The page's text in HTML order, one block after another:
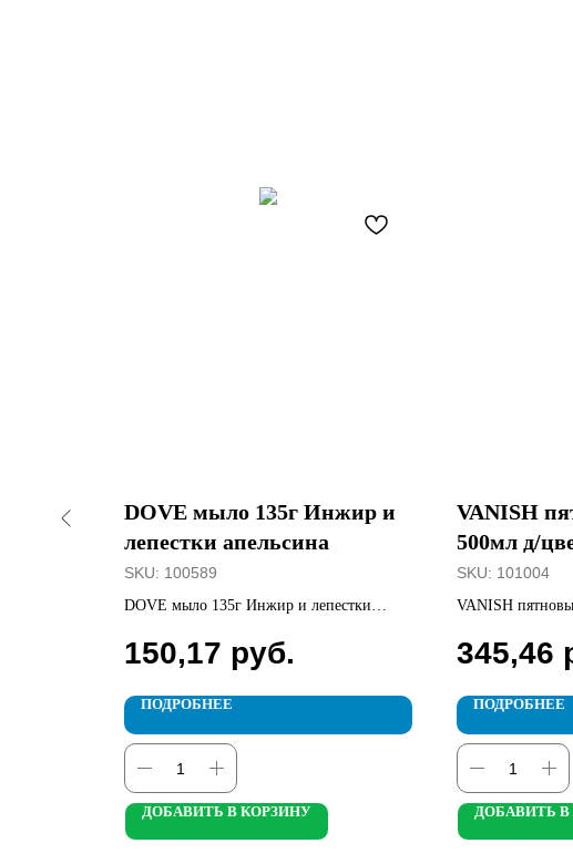
DOVE мыло 135г Инжир и
лепестки апельсина
SKU: 100589
DOVE мыло 135г Инжир и лепестки
150,17 руб.
ПОДРОБНЕЕ
ДОБАВИТЬ В КОРЗИНУ
VANISH
500мл д/
SKU: 101004
VANISH
345,46
ПОДРОБНЕЕ
ДОБАВИТЬ